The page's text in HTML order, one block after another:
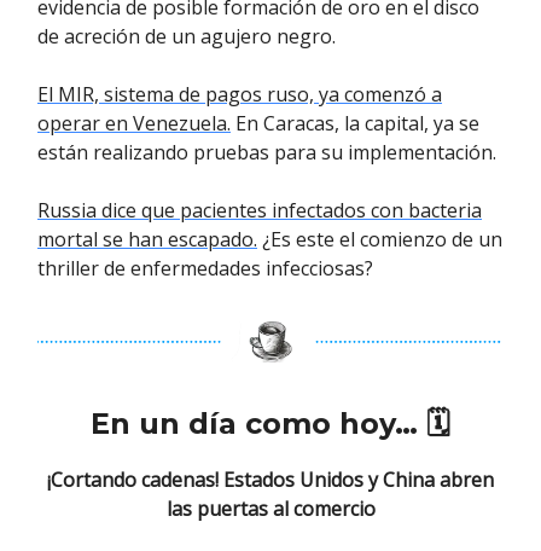
evidencia de posible formación de oro en el disco
de acreción de un agujero negro.
El MIR, sistema de pagos ruso, ya comenzó a
operar en Venezuela. En Caracas, la capital, ya se
están realizando pruebas para su implementación.
Russia dice que pacientes infectados con bacteria
mortal se han escapado. ¿Es este el comienzo de un
thriller de enfermedades infecciosas?
En un día como hoy… 🗓
¡Cortando cadenas! Estados Unidos y China abren
las puertas al comercio